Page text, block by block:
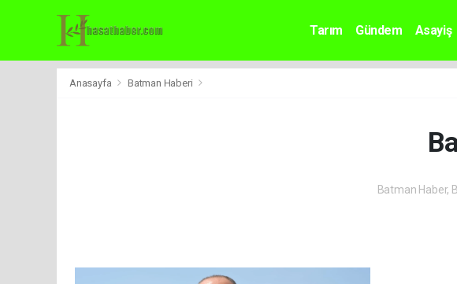
Tarım Gündem Asayiş
Anasayfa Batman Haberi
Batman Haber,